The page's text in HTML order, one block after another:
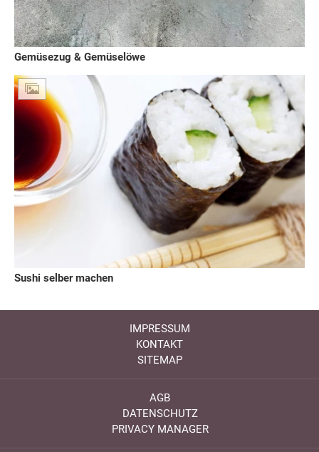
Gemüsezug & Gemüselöwe
Sushi selber machen
IMPRESSUM
KONTAKT
SITEMAP
AGB
DATENSCHUTZ
PRIVACY MANAGER